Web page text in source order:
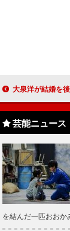
大泉洋が結婚を後悔
芸能ニュース
を結んだ一匹おお